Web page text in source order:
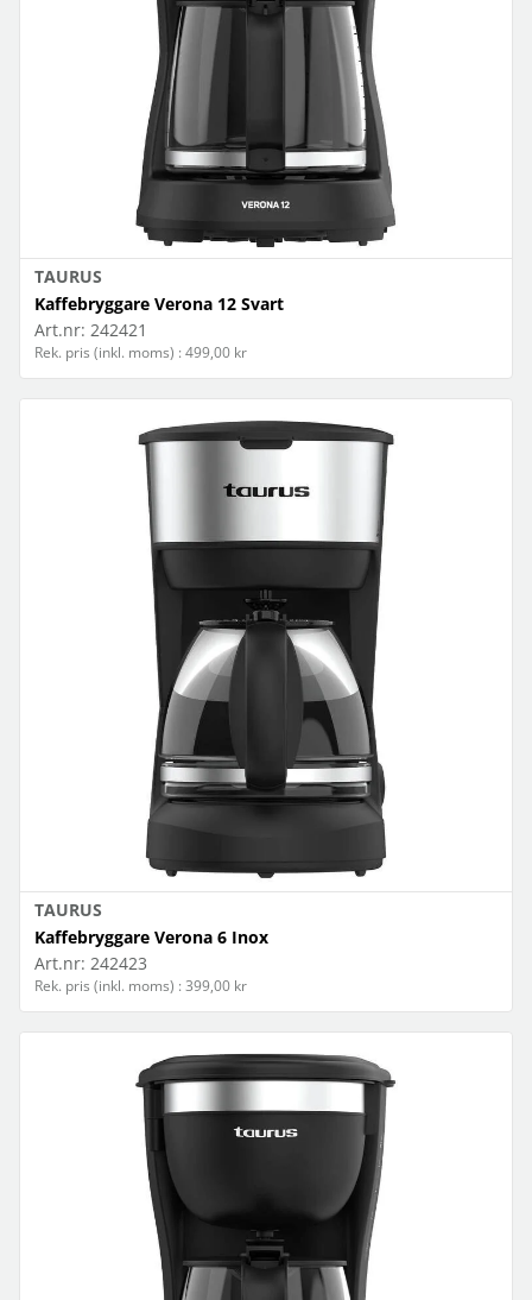
TAURUS
Kaffebryggare Verona 12 Svart
Art.nr: 242421
Rek. pris (inkl. moms) : 499,00 kr
TAURUS
Kaffebryggare Verona 6 Inox
Art.nr: 242423
Rek. pris (inkl. moms) : 399,00 kr